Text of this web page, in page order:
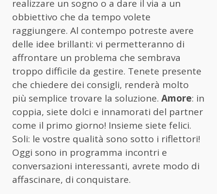
realizzare un sogno o a dare il via a un
obbiettivo che da tempo volete
raggiungere. Al contempo potreste avere
delle idee brillanti: vi permetteranno di
affrontare un problema che sembrava
troppo difficile da gestire. Tenete presente
che chiedere dei consigli, renderà molto
più semplice trovare la soluzione. Amore: in
coppia, siete dolci e innamorati del partner
come il primo giorno! Insieme siete felici.
Soli: le vostre qualità sono sotto i riflettori!
Oggi sono in programma incontri e
conversazioni interessanti, avrete modo di
affascinare, di conquistare.